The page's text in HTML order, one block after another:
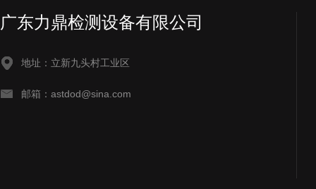
广东力鼎检测设备有限公司
地址：立新九头村工业区
邮箱：astdod@sina.com